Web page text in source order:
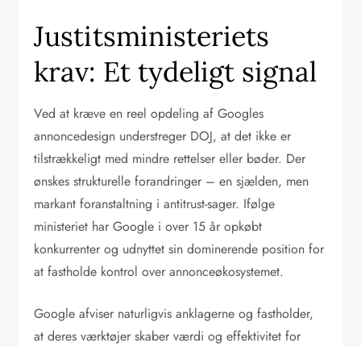
Justitsministeriets
krav: Et tydeligt signal
Ved at kræve en reel opdeling af Googles
annoncedesign understreger DOJ, at det ikke er
tilstrækkeligt med mindre rettelser eller bøder. Der
ønskes strukturelle forandringer – en sjælden, men
markant foranstaltning i antitrust-sager. Ifølge
ministeriet har Google i over 15 år opkøbt
konkurrenter og udnyttet sin dominerende position for
at fastholde kontrol over annonceøkosystemet.
Google afviser naturligvis anklagerne og fastholder,
at deres værktøjer skaber værdi og effektivitet for